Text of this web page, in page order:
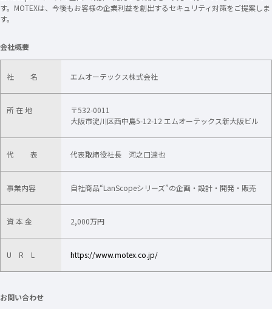
す。MOTEXは、今後もお客様の企業利益を創出するセキュリティ対策をご提案しま
す。
会社概要
社 名 エムオーテックス株式会社
所 在 地
〒532-0011
大阪市淀川区西中島5-12-12 エムオーテックス新大阪ビル
代 表 代表取締役社長 河之口達也
事業内容 自社商品“LanScopeシリーズ”の企画・設計・開発・販売
資 本 金 2,000万円
U R L https://www.motex.co.jp/
お問い合わせ